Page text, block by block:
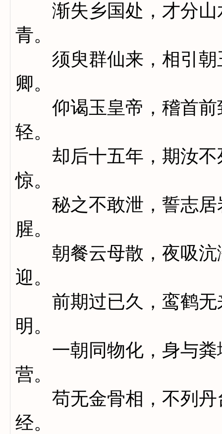
渐失乡国处，才分山
青。
须臾群仙来，相引朝
卿。
仰谒玉皇帝，稽首前
轻。
却后十五年，期汝不
惊。
秘之不敢泄，誓志居
腥。
朝餐云母散，夜吸沆
迎。
前期过已久，鸾鹤无
明。
一朝同物化，身与粪
营。
苟无金骨相，不列丹
经。